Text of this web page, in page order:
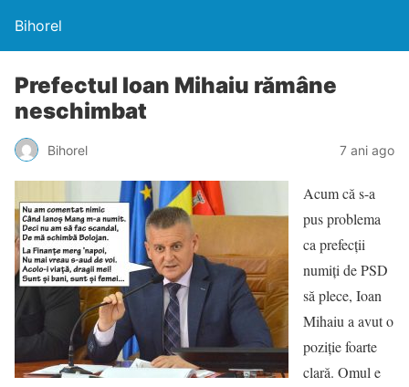
Bihorel
Prefectul Ioan Mihaiu rămâne
neschimbat
Bihorel 7 ani ago
Acum că s-a
pus problema
ca prefecții
numiți de PSD
să plece, Ioan
Mihaiu a avut o
poziție foarte
clară. Omul e